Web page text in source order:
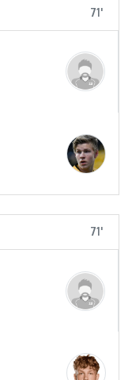
71'
71'